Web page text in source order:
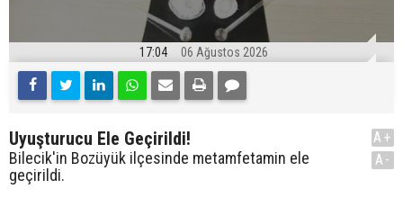
17:04 06 Ağustos 2026
Uyuşturucu Ele Geçirildi!
Bilecik'in Bozüyük ilçesinde metamfetamin ele
geçirildi.
A+
A-